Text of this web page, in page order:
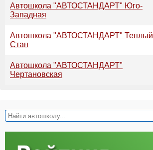
Автошкола "АВТОСТАНДАРТ" Юго-
Западная
Автошкола "АВТОСТАНДАРТ" Теплый
Стан
Автошкола "АВТОСТАНДАРТ"
Чертановская